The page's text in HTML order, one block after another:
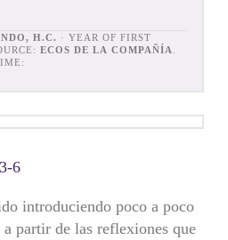
H.C.
ECOS DE LA COMPAÑÍA
introduciendo poco a poco
partir de las reflexiones que